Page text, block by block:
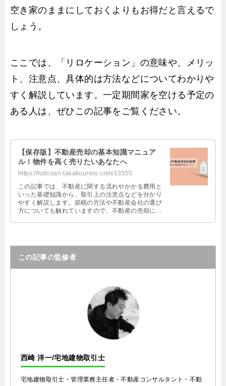
空き家のままにしておくよりもお得だと言えるで
しょう。
ここでは、「リロケーション」の意味や、メリッ
ト、注意点、具体的は方法などについてわかりや
すく解説しています。一定期間家を空ける予定の
ある人は、ぜひこの記事をご覧ください。
【保存版】不動産売却の基本知識マニュア
ル！物件を高く売りたいあなたへ
https://fudosan-takakuureru.com/13555
この記事では、不動産に関する流れやかかる費用と
いった基礎知識から、取引上の注意点などを分かり
やすく解説します。節税の方法や不動産会社の選び
方についても触れていますので、不動産の売却にお
この記事の監修者
西崎 洋一/宅地建物取引士
宅地建物取引士・管理業務主任者・不動産コンサルタント・不動